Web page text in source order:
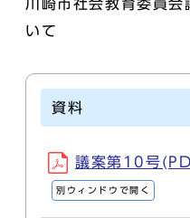
川崎市社会教育委員会
いて
資料
議案第10号
別ウィンドウで開く